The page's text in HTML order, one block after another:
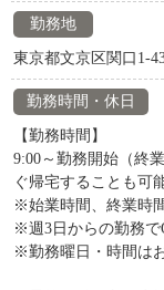
勤務地
東京都文京区関口1-
勤務時間・休日
【勤務時間】
9:00～勤務開始（終
ぐ帰宅することも可能
※始業時間、終業時
※週3日からの勤務で
※勤務曜日・時間は